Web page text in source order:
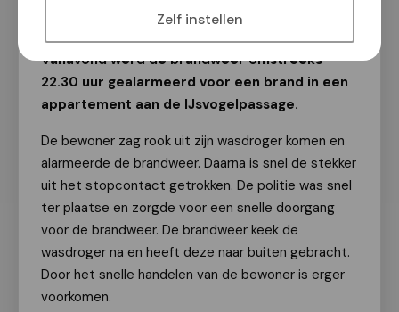
Zelf instellen
27 december 2023
Vanavond werd de brandweer omstreeks
22.30 uur gealarmeerd voor een brand in een
appartement aan de IJsvogelpassage.
De bewoner zag rook uit zijn wasdroger komen en
alarmeerde de brandweer. Daarna is snel de stekker
uit het stopcontact getrokken. De politie was snel
ter plaatse en zorgde voor een snelle doorgang
voor de brandweer. De brandweer keek de
wasdroger na en heeft deze naar buiten gebracht.
Door het snelle handelen van de bewoner is erger
voorkomen.